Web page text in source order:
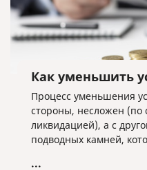
Как уменьшить
Процесс уменьшения
стороны, несложен
ликвидацией), а с
подводных камней,
...